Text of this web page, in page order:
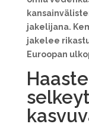
jakelijana.
jakelee
Euroopan